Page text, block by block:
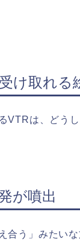
け取れる
VTRは、どう
が噴出
合う」みたい